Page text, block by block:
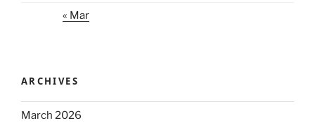
« Mar
ARCHIVES
March 2026